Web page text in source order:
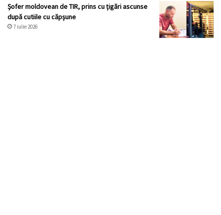
Șofer moldovean de TIR, prins cu țigări ascunse
după cutiile cu căpșune
7 iulie 2026